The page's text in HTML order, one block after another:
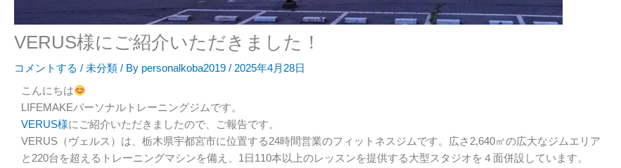
VERUS様にご紹介いただきました！
コメントする / 未分類 / By personalkoba2019 / 2025年4月28日
こんにちは
LIFEMAKEパーソナルトレーニングジムです。
VERUS様にご紹介いただきましたので、ご報告です。
VERUS（ヴェルス）は、栃木県宇都宮市に位置する24時間営業のフィットネスジムです。広さ2,640㎡の広大なジムエリア
と220台を超えるトレーニングマシンを備え、1日110本以上のレッスンを提供する大型スタジオを４面併設しています。